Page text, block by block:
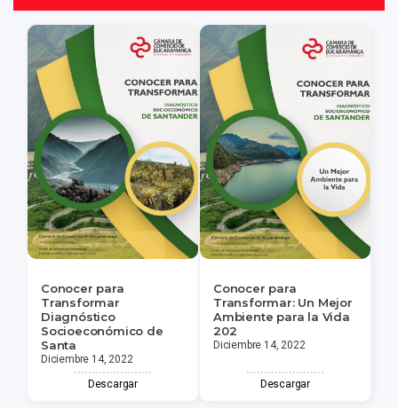
Conocer para
Transformar
Diagnóstico
Socioeconómico de
Santa
Diciembre 14, 2022
Descargar
Conocer para
Transformar: Un Mejor
Ambiente para la Vida
202
Diciembre 14, 2022
Descargar